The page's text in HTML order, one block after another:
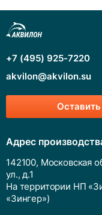
+7 (495) 925-7220
akvilon@akvilon.su
Адрес
142100, Московская
ул., д.1
На территории НП
«Зингер»)